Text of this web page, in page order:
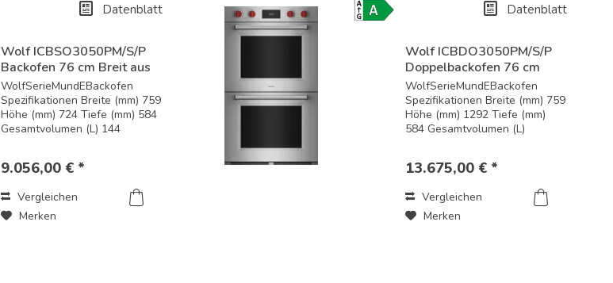
Datenblatt
Wolf ICBSO3050PM/S/P
Backofen 76 cm Breit aus
der...
WolfSerieMundEBackofen
Spezifikationen Breite (mm) 759
Höhe (mm) 724 Tiefe (mm) 584
Gesamtvolumen (L) 144
enthaltenes Zubehör Edelstahl
Standard- oder flächenbündige
Installation Pro-Griff Dual...
9.056,00 € *
Vergleichen
Merken
Energielabel- Datenblatt
Wolf ICBDO3050PM/S/P
Doppelbackofen 76 cm
breit /...
WolfSerieMundEBackofen
Spezifikationen Breite (mm) 759
Höhe (mm) 1292 Tiefe (mm)
584 Gesamtvolumen (L)
und enthaltenes Zubehör
flächenbündige Installation...
13.675,00 € *
Vergleichen
Merken